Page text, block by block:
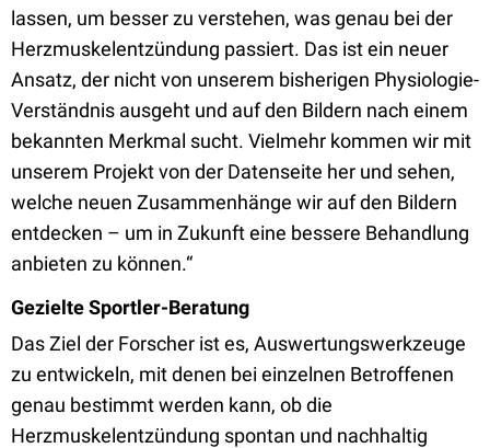
lassen, um besser zu verstehen, was genau bei der
Herzmuskelentzündung passiert. Das ist ein neuer
Ansatz, der nicht von unserem bisherigen Physiologie-
Verständnis ausgeht und auf den Bildern nach einem
bekannten Merkmal sucht. Vielmehr kommen wir mit
unserem Projekt von der Datenseite her und sehen,
welche neuen Zusammenhänge wir auf den Bildern
entdecken – um in Zukunft eine bessere Behandlung
anbieten zu können.“
Gezielte Sportler-Beratung
Das Ziel der Forscher ist es, Auswertungswerkzeuge
zu entwickeln, mit denen bei einzelnen Betroffenen
genau bestimmt werden kann, ob die
Herzmuskelentzündung spontan und nachhaltig